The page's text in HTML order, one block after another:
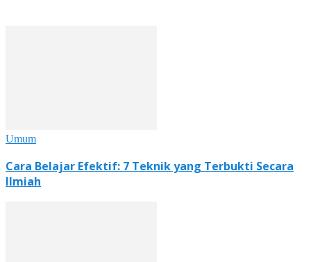
Umum
Cara Belajar Efektif: 7 Teknik yang Terbukti Secara
Ilmiah